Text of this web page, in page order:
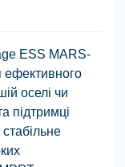
ESS MARS-
оселі чи
підтримці